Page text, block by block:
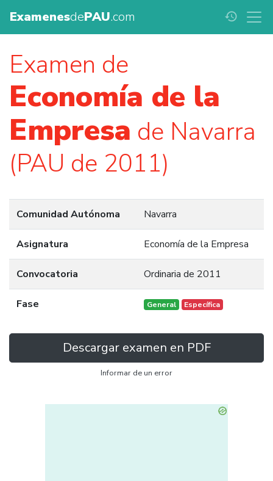
ExamenesdePAU.com history
Examen de
Economía de la
Empresa de Navarra
(PAU de 2011)
Comunidad Autónoma Navarra
Asignatura Economía de la Empresa
Convocatoria Ordinaria de 2011
Fase General Específica
Descargar examen en PDF
Informar de un error